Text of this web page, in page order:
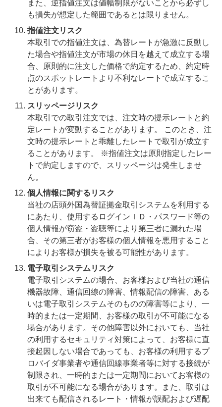
また、逆指値注文は値幅制限がないことから必ずし
も損失が想定した範囲であるとは限りません。
指値注文リスク
本取引での指値注文は、為替レートが急激に反動し
た場合や指値注文が市場の休日を越えて成立する場
合、原則的に注文した価格で約定するため、約定時
点のスポットレートより不利なレートで成立するこ
とがあります。
スリッページリスク
本取引での取引注文では、注文時の提示レートと約
定レートが変動することがあります。 このとき、注
文時の提示レートと乖離したレートで取引が成立す
ることがあります。 ※指値注文は原則指定したレー
トで約定しますので、スリッページは発生しませ
ん。
個人情報に関するリスク
当社の店頭外国為替証拠金取引システムを利用する
にあたり、使用するログインＩＤ・パスワード等の
個人情報が窃盗・盗聴等により第三者に漏れた場
合、その第三者がお客様の個人情報を悪用すること
によりお客様が損失を被る可能性があります。
電子取引システムリスク
電子取引システムの場合、お客様および当社の通信
機器故障、通信回線の障害、情報配信の障害、ある
いは電子取引システムそのものの障害等により、一
時的または一定期間、お客様の取引が不可能になる
場合があります。その他障害以外においても、当社
の利用するセキュリティ対策によって、お客様に直
接起因しない場合であっても、お客様の利用するプ
ロバイダ事業者や通信回線事業者等に対する接続が
制限され、一時的または一定期間においてお客様の
取引が不可能になる場合があります。また、取引は
出来ても配信されるレート・情報が誤配および遅配